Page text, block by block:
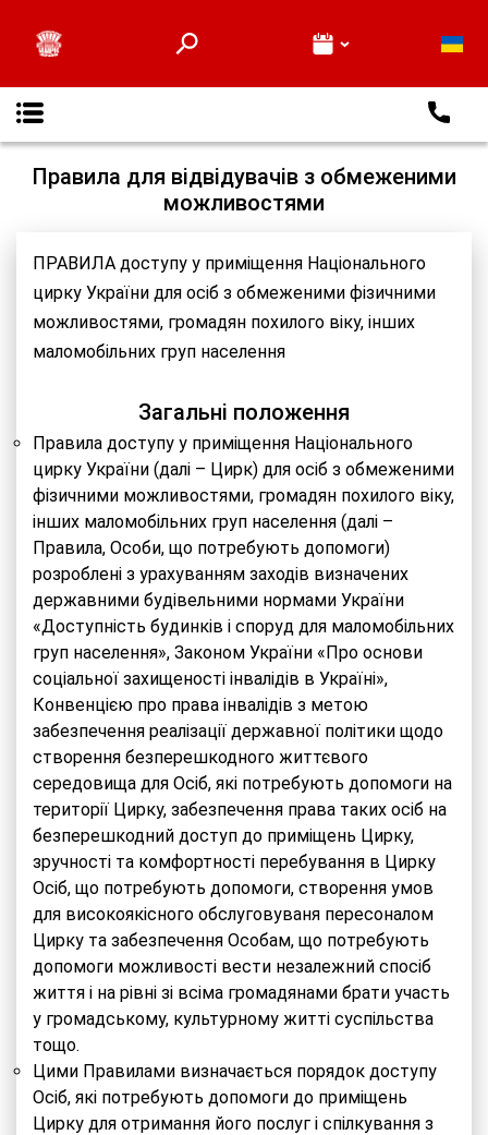
Відеоверсії вистав
Контакти
Правила для відвідувачів з обмеженими
можливостями
ПРАВИЛА доступу у приміщення Національного
цирку України для осіб з обмеженими фізичними
можливостями, громадян похилого віку, інших
маломобільних груп населення
Загальні положення
Правила доступу у приміщення Національного
цирку України (далі – Цирк) для осіб з обмеженими
фізичними можливостями, громадян похилого віку,
інших маломобільних груп населення (далі –
Правила, Особи, що потребують допомоги)
розроблені з урахуванням заходів визначених
державними будівельними нормами України
«Доступність будинків і споруд для маломобільних
груп населення», Законом України «Про основи
соціальної захищеності інвалідів в Україні»,
Конвенцією про права інвалідів з метою
забезпечення реалізації державної політики щодо
створення безперешкодного життєвого
середовища для Осіб, які потребують допомоги на
території Цирку, забезпечення права таких осіб на
безперешкодний доступ до приміщень Цирку,
зручності та комфортності перебування в Цирку
Осіб, що потребують допомоги, створення умов
для високоякісного обслуговуваня пересоналом
Цирку та забезпечення Особам, що потребують
допомоги можливості вести незалежний спосіб
життя і на рівні зі всіма громадянами брати участь
у громадському, культурному житті суспільства
тощо.
Цими Правилами визначається порядок доступу
Осіб, які потребують допомоги до приміщень
Цирку для отримання його послуг і спілкування з